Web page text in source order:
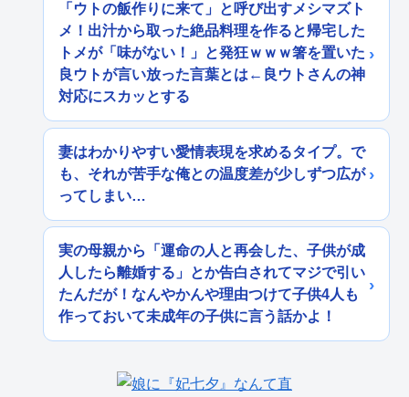
「ウトの飯作りに来て」と呼び出すメシマズト
メ！出汁から取った絶品料理を作ると帰宅した
トメが「味がない！」と発狂ｗｗｗ箸を置いた
良ウトが言い放った言葉とは←良ウトさんの神
対応にスカッとする
妻はわかりやすい愛情表現を求めるタイプ。で
も、それが苦手な俺との温度差が少しずつ広が
ってしまい…
実の母親から「運命の人と再会した、子供が成
人したら離婚する」とか告白されてマジで引い
たんだが！なんやかんや理由つけて子供4人も
作っておいて未成年の子供に言う話かよ！